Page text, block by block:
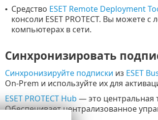
• Средство ESET Remote Deployment
консоли ESET PROTECT. Вы можете
компьютерах в сети.
Синхронизировать
Синхронизируйте подписки из ESET
On-Prem и используйте их для
ESET PROTECT Hub — это центральная
Обеспечивает централизованное